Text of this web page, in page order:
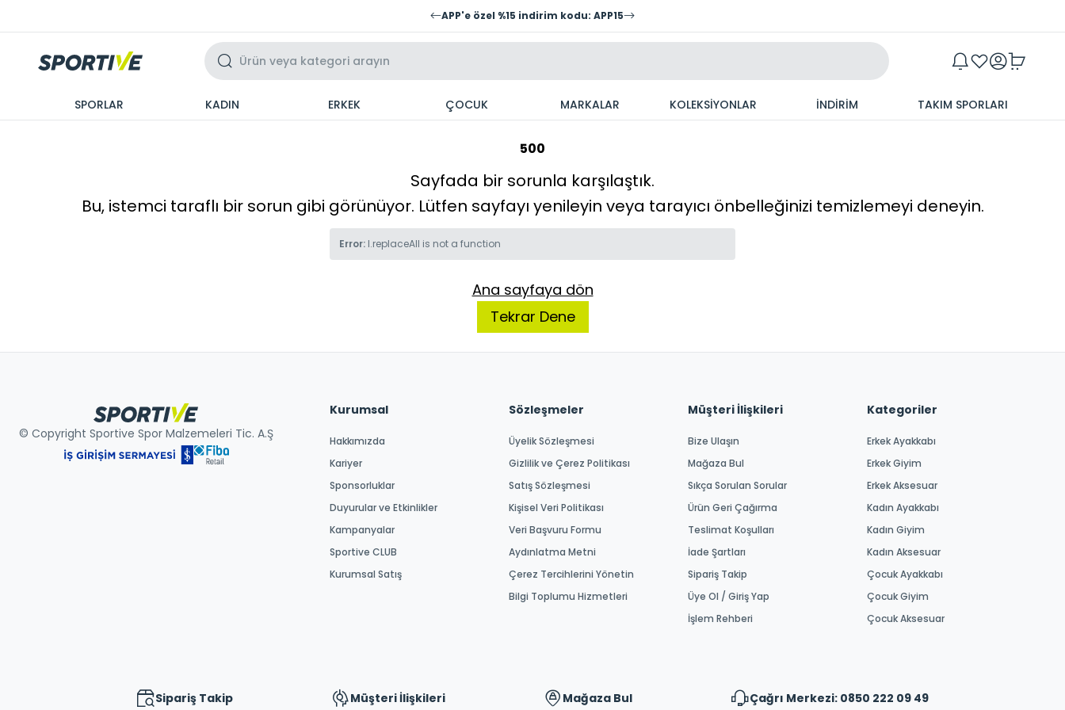
APP'e özel %15 indirim kodu: APP15
SPORLAR KADIN ERKEK ÇOCUK MARKALAR KOLEKSİYONLAR İNDİRİM TAKIM SPORLARI
500
Sayfada bir sorunla karşılaştık.
Bu, istemci taraflı bir sorun gibi görünüyor. Lütfen sayfayı yenileyin veya tarayıcı önbelleğinizi temizlemeyi deneyin.
Error: l.replaceAll is not a function
Ana sayfaya dön
Tekrar Dene
© Copyright Sportive Spor Malzemeleri Tic. A.Ş
Kurumsal
Hakkımızda
Kariyer
Sponsorluklar
Duyurular ve Etkinlikler
Kampanyalar
Sportive CLUB
Kurumsal Satış
Sözleşmeler
Üyelik Sözleşmesi
Gizlilik ve Çerez Politikası
Satış Sözleşmesi
Kişisel Veri Politikası
Veri Başvuru Formu
Aydınlatma Metni
Çerez Tercihlerini Yönetin
Bilgi Toplumu Hizmetleri
Müşteri İlişkileri
Bize Ulaşın
Mağaza Bul
Sıkça Sorulan Sorular
Ürün Geri Çağırma
Teslimat Koşulları
İade Şartları
Sipariş Takip
Üye Ol / Giriş Yap
İşlem Rehberi
Kategoriler
Erkek Ayakkabı
Erkek Giyim
Erkek Aksesuar
Kadın Ayakkabı
Kadın Giyim
Kadın Aksesuar
Çocuk Ayakkabı
Çocuk Giyim
Çocuk Aksesuar
Sipariş Takip Müşteri İlişkileri Mağaza Bul Çağrı Merkezi: 0850 222 09 49